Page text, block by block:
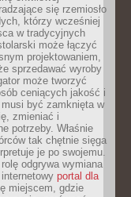
się rzemiosło
którzy wcześniej
w tradycyjnych
może łączyć
projektowaniem,
sprzedawać wyroby
może tworzyć
ceniących jakość i
być zamknięta w
zmieniać i
potrzeby. Właśnie
tak chętnie sięga
je po swojemu.
odgrywa wymiana
portal dla
miejscem, gdzie